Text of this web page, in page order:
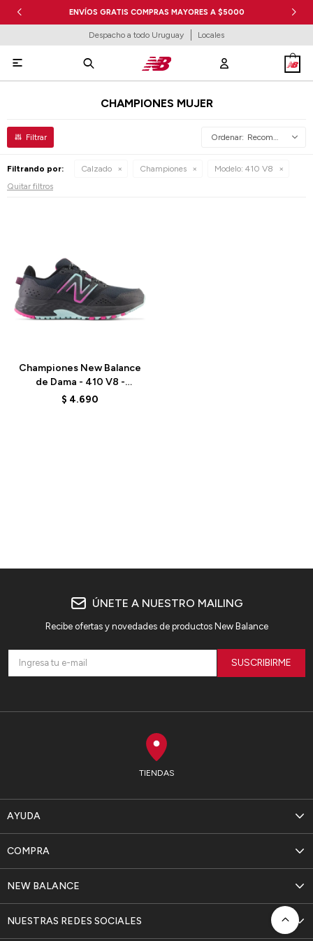
ENVÍOS GRATIS COMPRAS MAYORES A $5000
Despacho a todo Uruguay Locales

CHAMPIONES MUJER
Recomendados
Filtrando por: Calzado Championes Modelo: 410 V8
Quitar filtros
Championes New Balance
de Dama - 410 V8 -
WT410LC8 - BLACK
$ 4.690
TIENDAS
AYUDA
NEW BALANCE
COMPRA
NUESTRAS REDES SOCIALES
ÚNETE A NUESTRO MAILING
Recibe ofertas y novedades de productos New Balance
SUSCRIBIRME